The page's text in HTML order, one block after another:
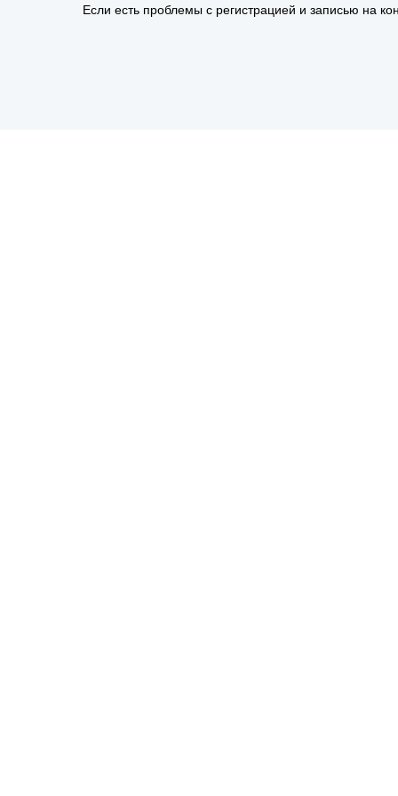
Если есть проблемы с регистрацией и записью на